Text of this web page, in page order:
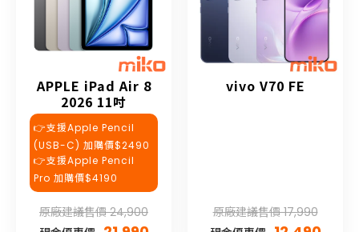
APPLE iPad Air 8
2026 11吋
👉支援Apple Pencil
(USB-C) 加購價$2490
👉支援Apple Pencil
Pro 加購價$4190
原廠建議售價 24,900
vivo V70 FE
原廠建議售價 17,990